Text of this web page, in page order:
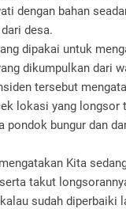
dengan bahan
desa.
dipakai untuk
dikumpulkan dari
tersebut
lokasi yang
pondok bungur dan
Kita
takut
sudah diperbaiki